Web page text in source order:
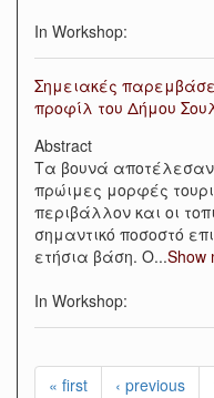
In Workshop:
Σημειακές
προφίλ του Δήμου
Abstract
Τα βουνά αποτέλεσαν
πρώιμες μορφές
περιβάλλον και οι
σημαντικό ποσοστό
ετήσια βάση. O...Show
In Workshop:
« first ‹ previous